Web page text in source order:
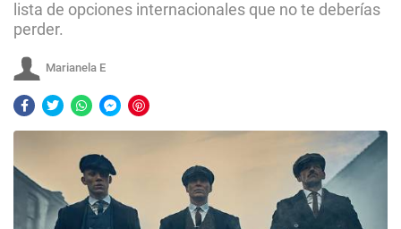
lista de opciones internacionales que no te deberías
perder.
Marianela E